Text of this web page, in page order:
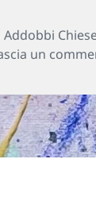
Categorie
Addobbi
un